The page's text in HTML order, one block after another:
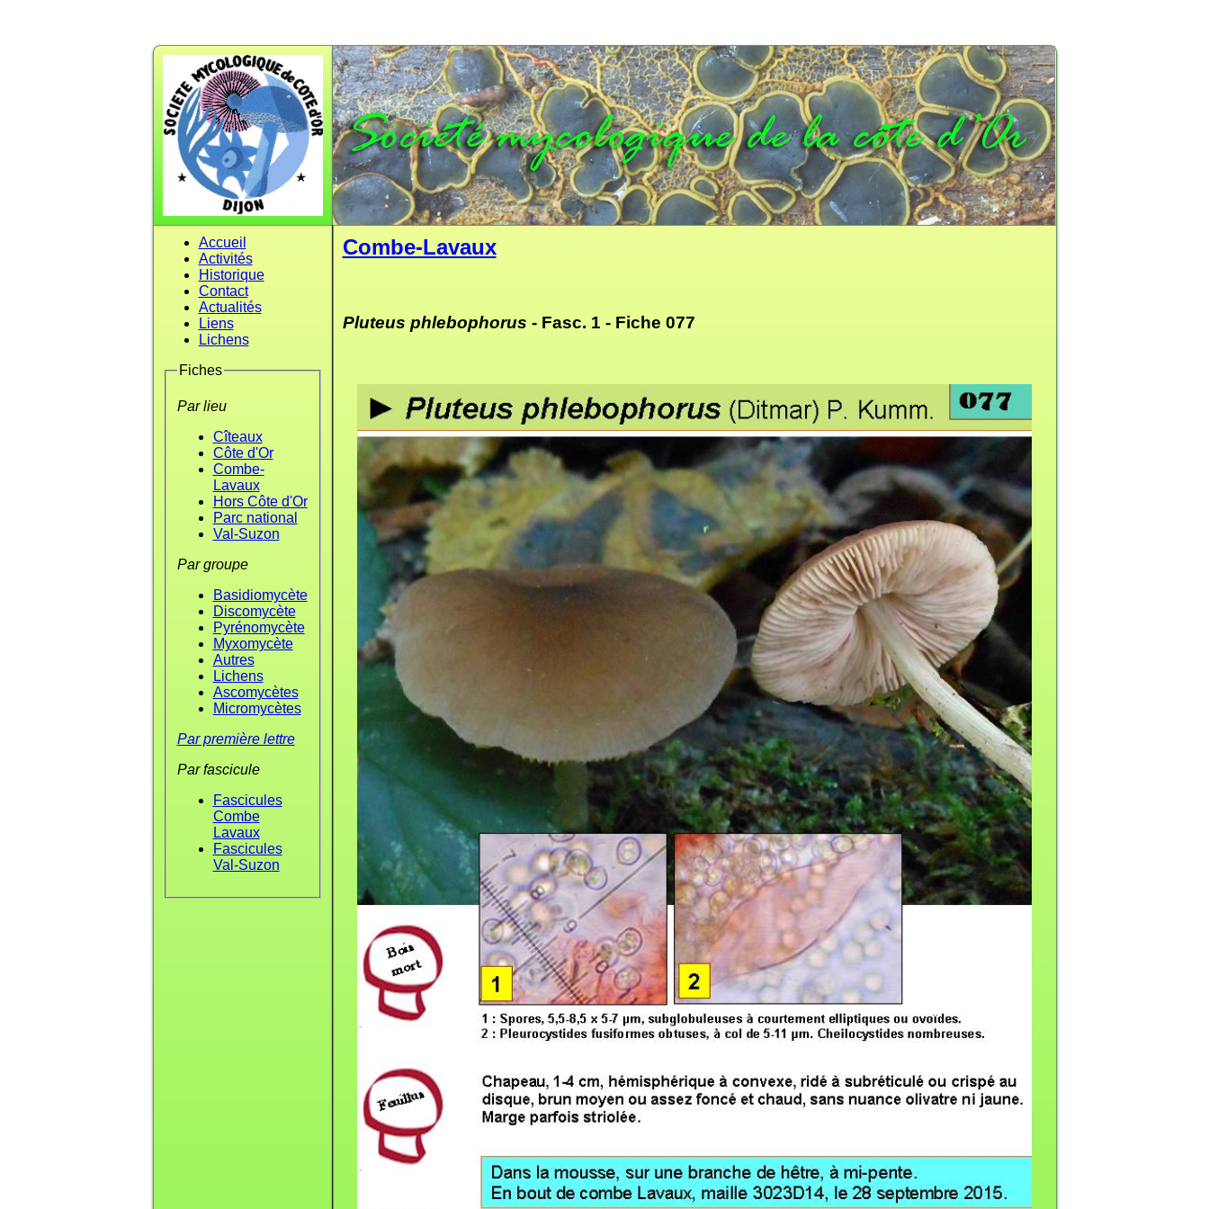
Accueil
Activités
Historique
Contact
Actualités
Liens
Lichens
Fiches
Par lieu
Cîteaux
Côte d'Or
Combe-
Lavaux
Hors Côte d'Or
Parc national
Val-Suzon
Par groupe
Basidiomycète
Discomycète
Pyrénomycète
Myxomycète
Autres
Lichens
Ascomycètes
Micromycètes
Par première lettre
Par fascicule
Fascicules
Combe
Lavaux
Fascicules
Val-Suzon
Combe-Lavaux
Pluteus phlebophorus - Fasc. 1 - Fiche 077